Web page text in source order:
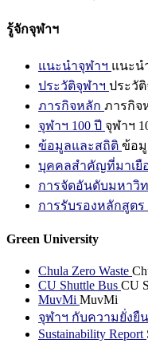
รู้จักจุฬาฯ
แนะนำจุฬาฯ แนะน
ประวัติจุฬาฯ ประวั
ภารกิจหลัก ภารกิจ
จุฬาฯ 100 ปี จุฬาฯ
ข้อมูลและสถิติ ข้อ
บุคคลสำคัญที่มาเยื
การจัดอันดับมหาวิ
การรับรองหลักสูตร
Green University
Chula Zero Waste
CU Shuttle Bus CU
MuvMi MuvMi
จุฬาฯ กับความยั่งยืน
Sustainability Report